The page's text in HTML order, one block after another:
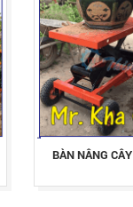
BÀN NÂNG